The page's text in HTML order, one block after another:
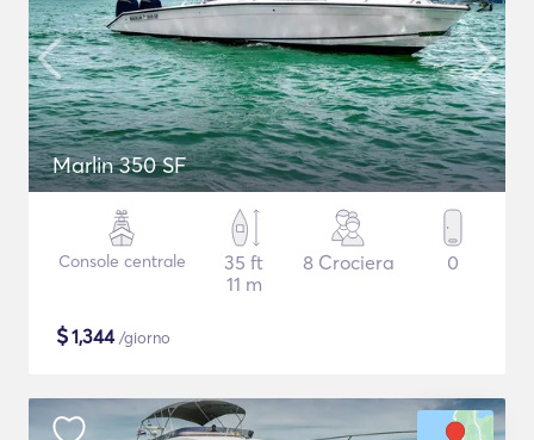
Marlin 350 SF
Console centrale
35 ft
11 m
8 Crociera 0
$1,344/giorno